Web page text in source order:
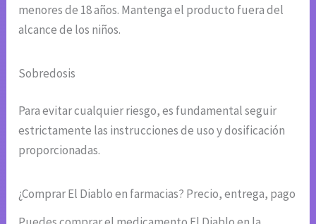
menores de 18 años. Mantenga el producto fuera del
alcance de los niños.
Sobredosis
Para evitar cualquier riesgo, es fundamental seguir
estrictamente las instrucciones de uso y dosificación
proporcionadas.
¿Comprar El Diablo en farmacias? Precio, entrega, pago